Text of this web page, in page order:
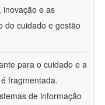
inovação e as
do cuidado e gestão
para o cuidado e a
fragmentada.
de informação